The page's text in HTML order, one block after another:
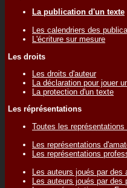
La publication d'un texte
Les calendriers des
L'écriture sur mesure
Les droits
Les droits d'auteur
La déclaration pour jouer
La protection d'un texte
Les réprésentations
Toutes les
Les représentations
Les représentations
Les auteurs joués par des
Les auteurs joués par des